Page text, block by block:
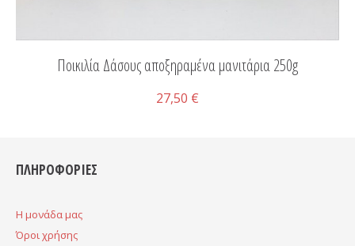
Ποικιλία Δάσους αποξηραμένα μανιτάρια 250g
27,50 €
ΠΛΗΡΟΦΟΡΙΕΣ
H μονάδα μας
Όροι χρήσης